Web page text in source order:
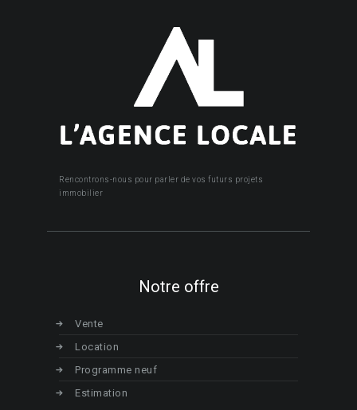
Rencontrons-nous pour parler de vos futurs projets
immobilier
Notre offre
Vente
Location
Programme neuf
Estimation